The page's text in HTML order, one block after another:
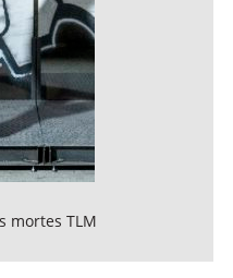
mortes TLM